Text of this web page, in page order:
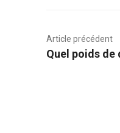
Article précédent
Quel poids de